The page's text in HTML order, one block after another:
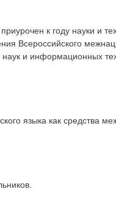
к году науки и
Всероссийского
и информационных
языка как средства